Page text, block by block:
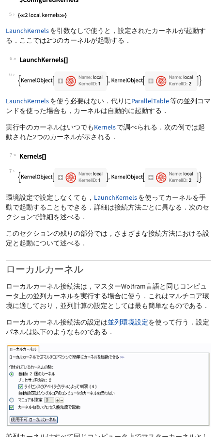
5
LaunchKernelsを引数なしで使うと，設定されたカーネルが起動す
る．ここでは2つのカーネルが起動する．
6
6
LaunchKernelsを使う必要はない．代りにParallelTable等の並列コマ
ンドを使った場合も，カーネルは自動的に起動する．
実行中のカーネルはいつでもKernelsで調べられる．次の例では起
動された2つのカーネルが示される．
7
7
環境設定で設定しなくても， LaunchKernelsを使ってカーネルを手
動で起動することもできる．詳細は接続方法ごとに異なる．次のセ
クションで詳細を述べる．
このセクションの残りの部分では，さまざまな接続方法における設
定と起動について述べる．
ローカルカーネル
ローカルカーネル接続法は，マスターWolfram言語と同じコンピュ
ータ上の並列カーネルを実行する場合に使う．これはマルチコア環
境に適しており，並列計算の設定としては最も簡単なものである．
ローカルカーネル接続法の設定は並列環境設定を使って行う．設定
パネルは以下のようなものである．